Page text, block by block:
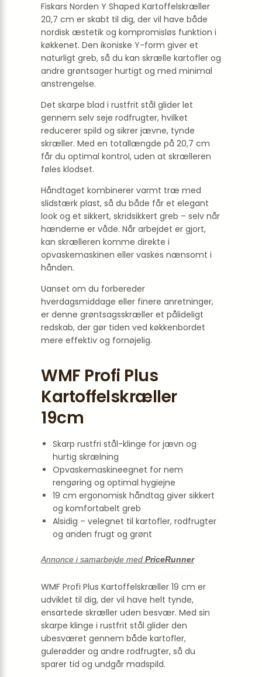
Fiskars Norden Y Shaped Kartoffelskræller
20,7 cm er skabt til dig, der vil have både
nordisk æstetik og kompromisløs funktion i
køkkenet. Den ikoniske Y-form giver et
naturligt greb, så du kan skrælle kartofler og
andre grøntsager hurtigt og med minimal
anstrengelse.
Det skarpe blad i rustfrit stål glider let
gennem selv seje rodfrugter, hvilket
reducerer spild og sikrer jævne, tynde
skræller. Med en totallængde på 20,7 cm
får du optimal kontrol, uden at skrælleren
føles klodset.
Håndtaget kombinerer varmt træ med
slidstærk plast, så du både får et elegant
look og et sikkert, skridsikkert greb – selv når
hænderne er våde. Når arbejdet er gjort,
kan skrælleren komme direkte i
opvaskemaskinen eller vaskes nænsomt i
hånden.
Uanset om du forbereder
hverdagsmiddage eller finere anretninger,
er denne grøntsagsskræller et pålideligt
redskab, der gør tiden ved køkkenbordet
mere effektiv og fornøjelig.
WMF Profi Plus
Kartoffelskræller
19cm
Skarp rustfri stål-klinge for jævn og
hurtig skrælning
Opvaskemaskineegnet for nem
rengøring og optimal hygiejne
19 cm ergonomisk håndtag giver sikkert
og komfortabelt greb
Alsidig – velegnet til kartofler, rodfrugter
og anden frugt og grønt
Annonce i samarbejde med PriceRunner
WMF Profi Plus Kartoffelskræller 19 cm er
udviklet til dig, der vil have helt tynde,
ensartede skræller uden besvær. Med sin
skarpe klinge i rustfrit stål glider den
ubesværet gennem både kartofler,
gulerødder og andre rodfrugter, så du
sparer tid og undgår madspild.